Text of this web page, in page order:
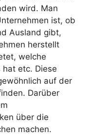
wird. Man
ist, ob
Ausland gibt,
herstellt
welche
hat etc. Diese
auf der
Darüber
über die
machen.